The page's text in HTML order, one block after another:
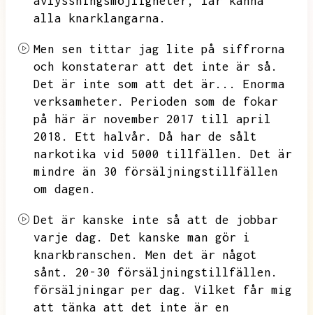
alla knarklangarna.
Men sen tittar jag lite på siffrorna
och konstaterar att det inte är så.
Det är inte som att det är...
Enorma
verksamheter.
Perioden som de fokar
på här är november 2017 till april
2018.
Ett halvår.
Då har de sålt
narkotika vid 5000 tillfällen.
Det är
mindre än 30 försäljningstillfällen
om dagen.
Det är kanske inte så att de jobbar
varje dag.
Det kanske man gör i
knarkbranschen.
Men det är något
sånt.
20-30 försäljningstillfällen.
försäljningar per dag.
Vilket får mig
att tänka att det inte är en